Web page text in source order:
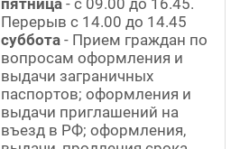
Перерыв с 14.00 до 14.45
суббота - Прием граждан по
вопросам оформления и
выдачи заграничных
паспортов; оформления и
выдачи приглашений на
въезд в РФ; оформления,